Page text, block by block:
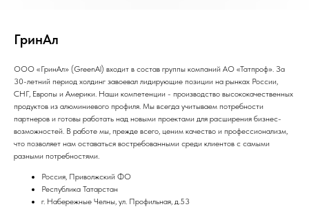
ГринАл
ООО «ГринАл» (GreenAl) входит в состав группы компаний АО «Татпроф». За
30-летний период холдинг завоевал лидирующие позиции на рынках России,
СНГ, Европы и Америки. Наши компетенции - производство высококачественных
продуктов из алюминиевого профиля. Мы всегда учитываем потребности
партнеров и готовы работать над новыми проектами для расширения бизнес-
возможностей. В работе мы, прежде всего, ценим качество и профессионализм,
что позволяет нам оставаться востребованными среди клиентов с самыми
разными потребностями.
Россия, Приволжский ФО
Республика Татарстан
г. Набережные Челны, ул. Профильная, д.53